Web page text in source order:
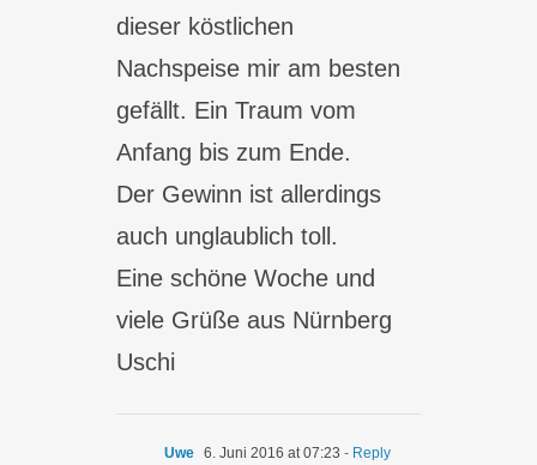
dieser köstlichen
Nachspeise mir am besten
gefällt. Ein Traum vom
Anfang bis zum Ende.
Der Gewinn ist allerdings
auch unglaublich toll.
Eine schöne Woche und
viele Grüße aus Nürnberg
Uschi
Uwe 6. Juni 2016 at 07:23 - Reply